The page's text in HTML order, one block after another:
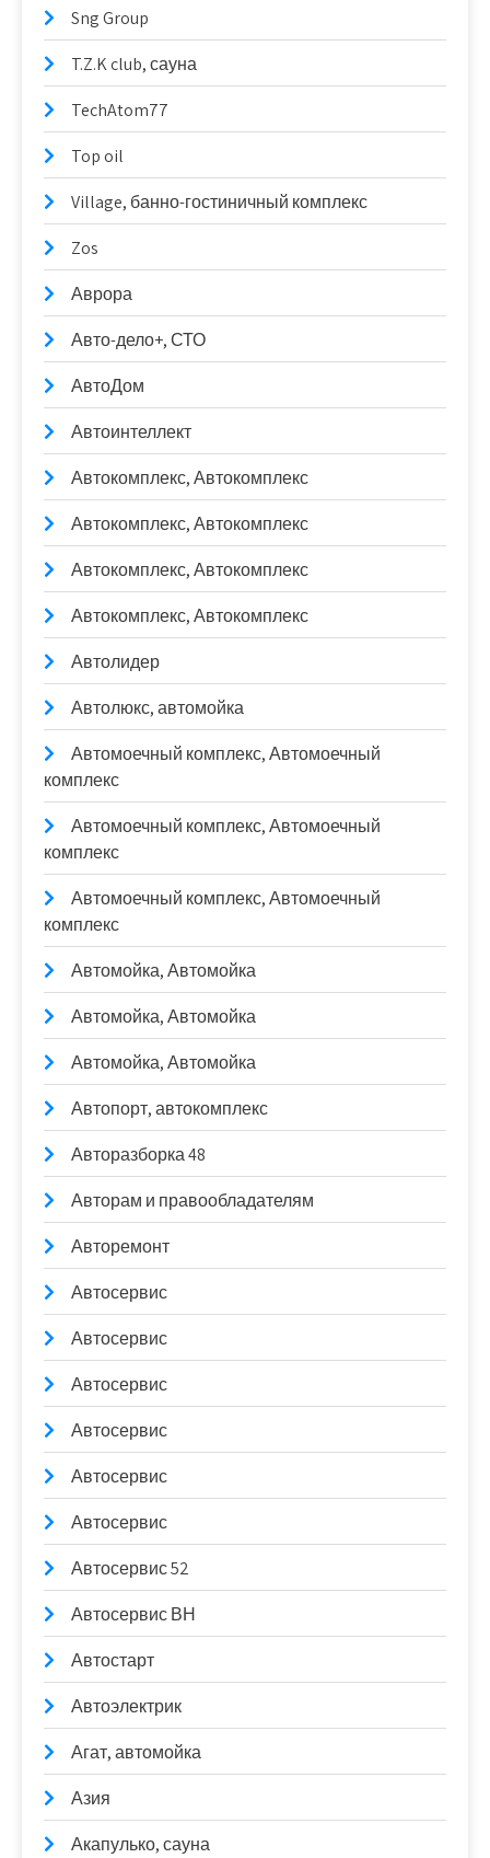
Sng Group
T.Z.K club, сауна
TechAtom77
Top oil
Village, банно-гостиничный комплекс
Zos
Аврора
Авто-дело+, СТО
АвтоДом
Автоинтеллект
Автокомплекс, Автокомплекс
Автокомплекс, Автокомплекс
Автокомплекс, Автокомплекс
Автокомплекс, Автокомплекс
Автолидер
Автолюкс, автомойка
Автомоечный комплекс, Автомоечный
комплекс
Автомоечный комплекс, Автомоечный
комплекс
Автомоечный комплекс, Автомоечный
комплекс
Автомойка, Автомойка
Автомойка, Автомойка
Автомойка, Автомойка
Автопорт, автокомплекс
Авторазборка 48
Авторам и правообладателям
Авторемонт
Автосервис
Автосервис
Автосервис
Автосервис
Автосервис
Автосервис
Автосервис 52
Автосервис ВН
Автостарт
Автоэлектрик
Агат, автомойка
Азия
Акапулько, сауна